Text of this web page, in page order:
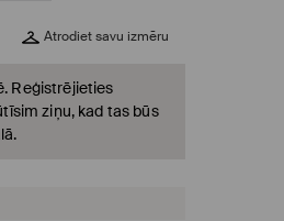
Atrodiet savu izmēru
Reģistrējieties
ziņu, kad tas būs